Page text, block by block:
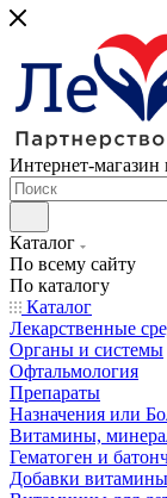
Интернет-магазин
Каталог
По всему сайту
По каталогу
Каталог
Лекарственные
Органы и системы
Офтальмология
Препараты
Назначения или
Витамины,
Гематоген и
Добавки